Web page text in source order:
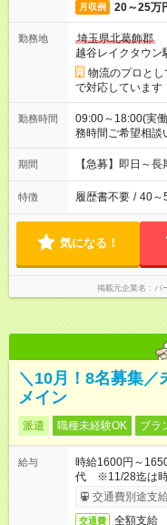
月収例 20～25万
勤務地
埼玉県北葛飾郡
越谷レイクタウン
物流のプロと
で対応しています
勤務時間
09:00～18:00(実
務時間ご希望相談
期間 【急募】即日～
特徴 履歴書不要 / 40～
気になる！
掲載元企業名 パ
＼10月！8名募集
メイン
派遣 職種未経験OK ブラ
給与
時給1600円～
代 ※11/28迄は時
す。交通費別途支
交通費 全額支給